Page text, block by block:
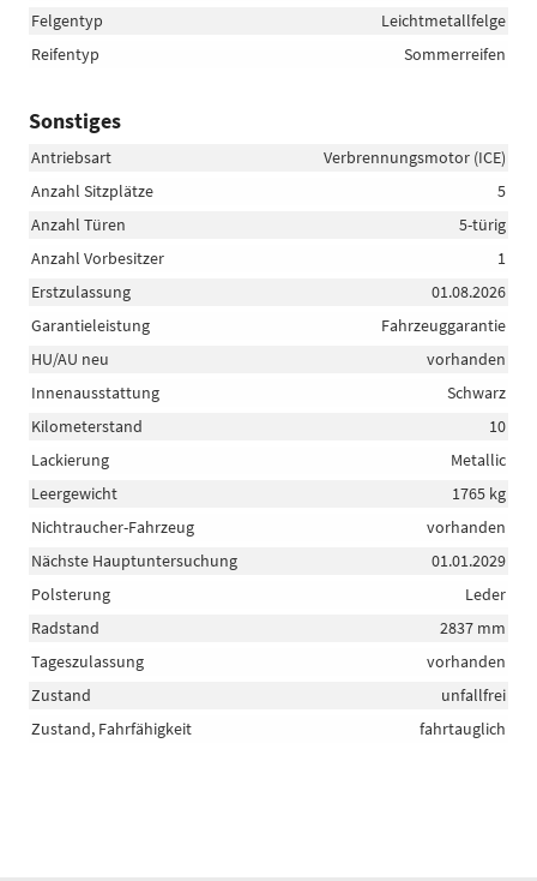
Felgentyp
Leichtmetallfelge
Reifentyp
Sommerreifen
Sonstiges
Antriebsart
Verbrennungsmotor (ICE)
Anzahl Sitzplätze
5
Anzahl Türen
5-türig
Anzahl Vorbesitzer
1
Erstzulassung
01.08.2026
Garantieleistung
Fahrzeuggarantie
HU/AU neu
vorhanden
Innenausstattung
Schwarz
Kilometerstand
10
Lackierung
Metallic
Leergewicht
1765 kg
Nichtraucher-Fahrzeug
vorhanden
Nächste Hauptuntersuchung
01.01.2029
Polsterung
Leder
Radstand
2837 mm
Tageszulassung
vorhanden
Zustand
unfallfrei
Zustand, Fahrfähigkeit
fahrtauglich